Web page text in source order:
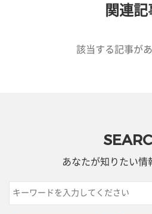
関連
該当する記事が
あなたが知りたい情